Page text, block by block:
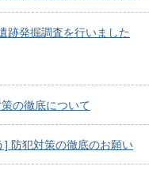
跡発掘調査を行いました
の徹底について
] 防犯対策の徹底のお願い